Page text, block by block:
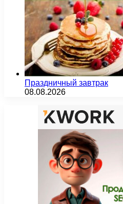
Праздничный завтрак
08.08.2026